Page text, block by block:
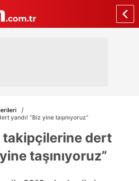
yandı! “Biz yine taşınıyoruz”
takipçilerine dert
taşınıyoruz”